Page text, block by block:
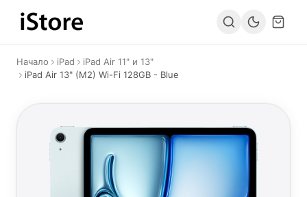
Към съдържанието
Начало iPad
iPad Air 11" и 13"
iPad Air 13" (M2) Wi-Fi 128GB - Blue